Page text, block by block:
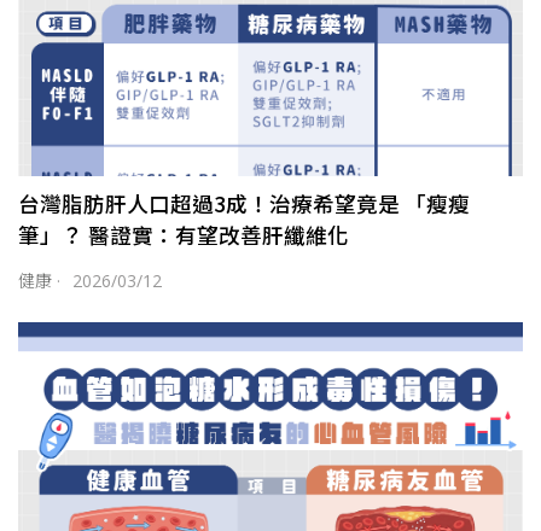
台灣脂肪肝人口超過3成！治療希望竟是 「瘦瘦
筆」？ 醫證實：有望改善肝纖維化
健康 · 2026/03/12